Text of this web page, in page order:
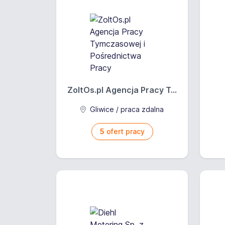
ZoltOs.pl Agencja Pracy T...
Gliwice / praca zdalna
5 ofert pracy